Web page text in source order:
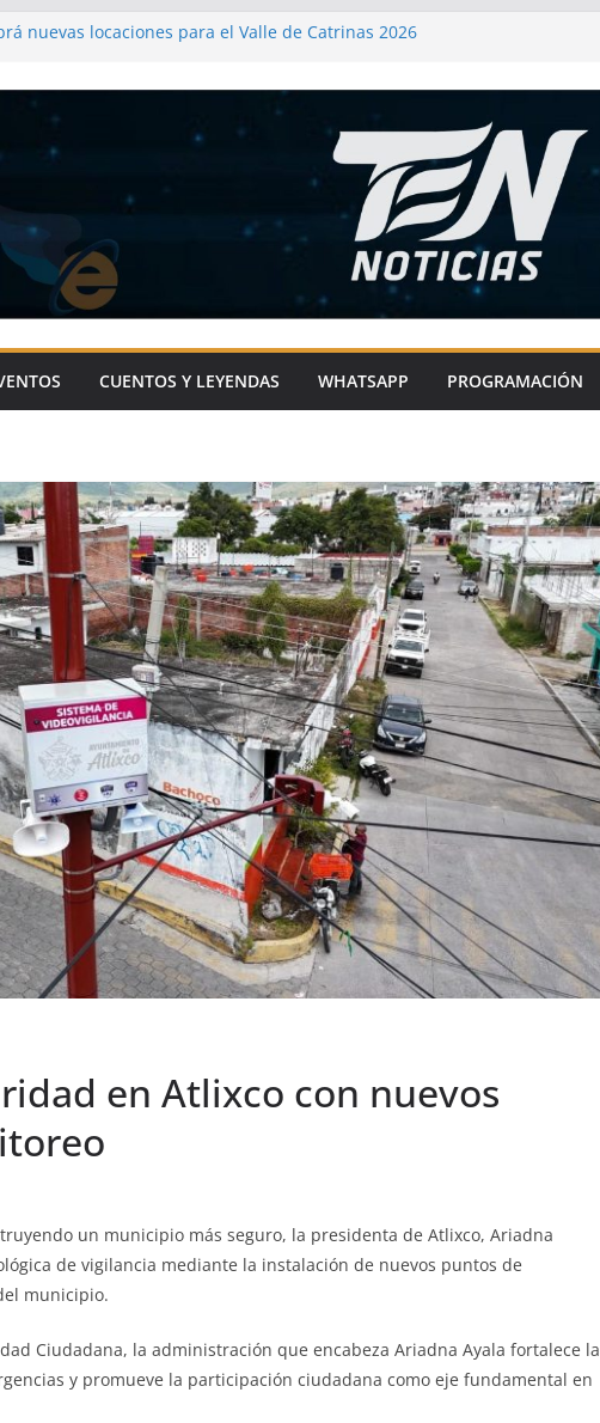
nuevas locaciones para el Valle de Catrinas 2026
de Atlixco impulsa el deporte en comunidades
a las obras con sentido social
Solano comprometido con la microrregión 21 por el
social
García comprometido con el bienestar de Atlixco
CUENTOS Y LEYENDAS WHATSAPP PROGRAMACIÓN
en Atlixco con nuevos
un municipio más seguro, la presidenta de Atlixco, Ariadna
de vigilancia mediante la instalación de nuevos puntos de
municipio.
Ciudadana, la administración que encabeza Ariadna Ayala fortalece la
y promueve la participación ciudadana como eje fundamental en